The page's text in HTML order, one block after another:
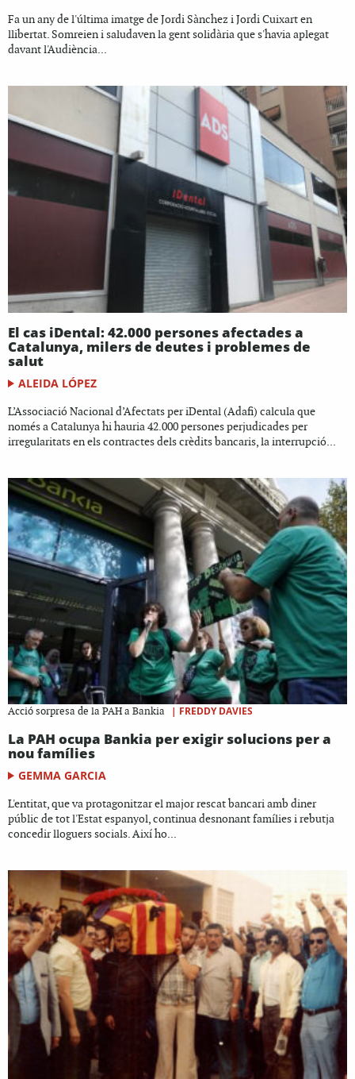
Fa un any de l'última imatge de Jordi Sànchez i Jordi Cuixart en
llibertat. Somreien i saludaven la gent solidària que s'havia aplegat
davant l'Audiència...
El cas iDental: 42.000 persones afectades a
Catalunya, milers de deutes i problemes de
salut
ALEIDA LÓPEZ
L’Associació Nacional d’Afectats per iDental (Adafi) calcula que
només a Catalunya hi hauria 42.000 persones perjudicades per
irregularitats en els contractes dels crèdits bancaris, la interrupció...
Acció sorpresa de la PAH a Bankia | FREDDY DAVIES
La PAH ocupa Bankia per exigir solucions per a
nou famílies
GEMMA GARCIA
L'entitat, que va protagonitzar el major rescat bancari amb diner
públic de tot l'Estat espanyol, continua desnonant famílies i rebutja
concedir lloguers socials. Així ho...